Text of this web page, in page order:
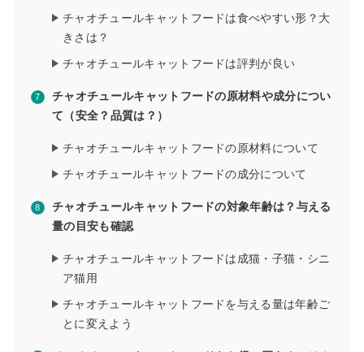
チャオチュールキャットフードは食べやすい形？大
きさは？
チャオチュールキャットフードは評判が良い
チャオチュールキャットフードの原材料や成分につい
て（安全？品質は？）
チャオチュールキャットフードの原材料について
チャオチュールキャットフードの成分について
チャオチュールキャットフードの対象年齢は？与える
量の目安も確認
チャオチュールキャットフードは成猫・子猫・シニ
ア猫用
チャオチュールキャットフードを与える量は年齢ご
とに変えよう